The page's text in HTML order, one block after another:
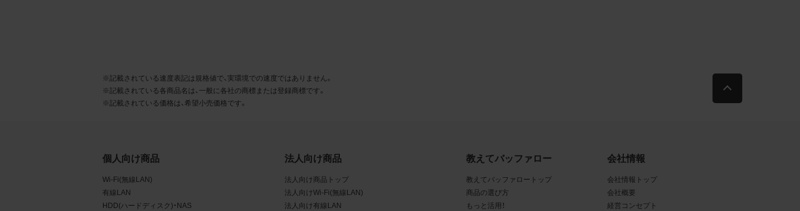
お客様は、商品写真データに関する著作権等の一切の権利が当社に帰属す
ることに同意します。
る販売の場合を除く）に関する広告宣伝又は当社商品の報道・解説に利用す
からの個別の同意を得た場合を除き、上記の目的、利用方法以外に商品写真
データを利用することはできません。
※記載されている速度表記は規格値で、実環境での速度ではありません。
※記載されている各商品名は、一般に各社の商標または登録商標です。
※記載されている価格は、希望小売価格です。
個人向け商品
Wi-Fi(無線LAN)
有線LAN
HDD(ハードディスク)・NAS
法人向け商品
法人向け商品トップ
法人向けWi-Fi(無線LAN)
法人向け有線LAN
教えてバッファロー
教えてバッファロートップ
商品の選び方
もっと活用！
会社情報
会社情報トップ
会社概要
経営コンセプト